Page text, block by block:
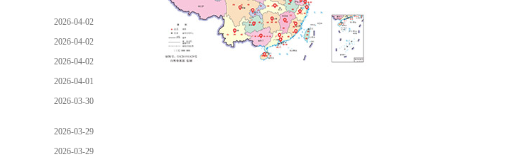
2026-04-02
2026-04-02
2026-04-02
2026-04-01
2026-03-30
2026-03-29
2026-03-29